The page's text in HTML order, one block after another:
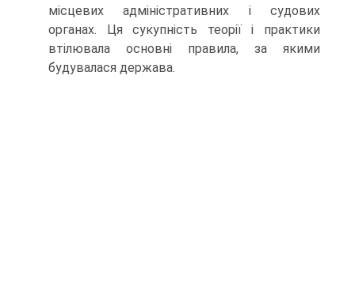
місцевих адміністративних і судових
органах. Ця сукупність теорії і практики
втілювала основні правила, за якими
будувалася держава.